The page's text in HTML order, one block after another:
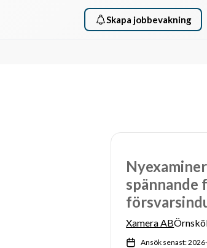
Skapa jobbevakning
spännande
Xamera AB
Ansök senast: